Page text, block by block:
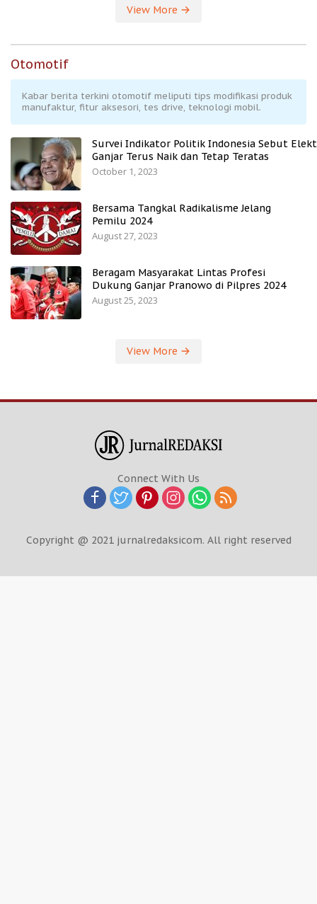
View More
Otomotif
Kabar berita terkini otomotif meliputi tips modifikasi produk
manufaktur, fitur aksesori, tes drive, teknologi mobil.
Survei Indikator Politik Indonesia Sebut
Ganjar Terus Naik dan Tetap Teratas
October 1, 2023
Bersama Tangkal Radikalisme Jelang
Pemilu 2024
August 27, 2023
Beragam Masyarakat Lintas Profesi
Dukung Ganjar Pranowo di Pilpres 2024
August 25, 2023
View More
Connect With Us
Copyright @ 2021 jurnalredaksicom. All right reserved